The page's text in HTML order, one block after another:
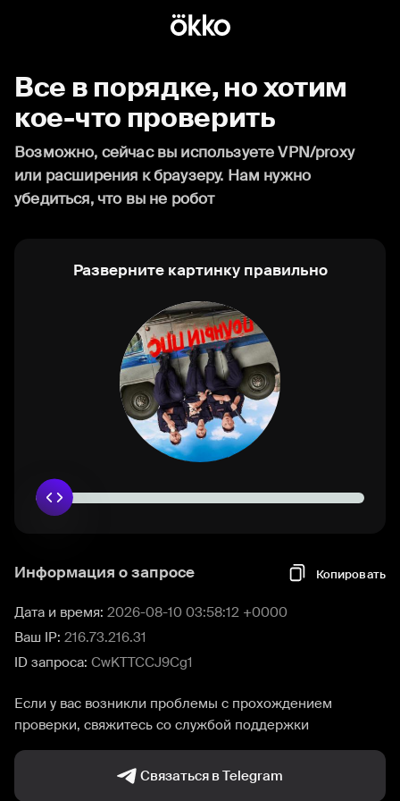
Все в порядке, но хотим
кое-что проверить
Возможно, сейчас вы используете VPN/proxy
или расширения к браузеру. Нам нужно
убедиться, что вы не робот
Разверните картинку правильно
Информация о запросе Копировать
Дата и время: 2026-08-10 03:58:12 +0000
Ваш IP: 216.73.216.31
ID запроса: CwKTTCCJ9Cg1
Если у вас возникли проблемы с прохождением
проверки, свяжитесь со службой поддержки
Связаться в Telegram